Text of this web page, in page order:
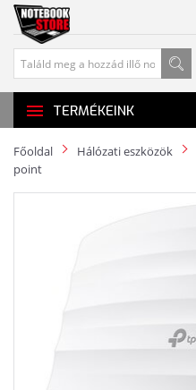
TERMÉKEINK
Főoldal Hálózati eszközök
point